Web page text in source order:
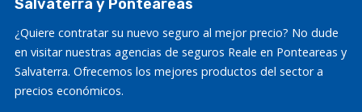
Salvaterra y Ponteareas
¿Quiere contratar su nuevo seguro al mejor precio? No dude
en visitar nuestras agencias de seguros Reale en Ponteareas y
Salvaterra. Ofrecemos los mejores productos del sector a
precios económicos.